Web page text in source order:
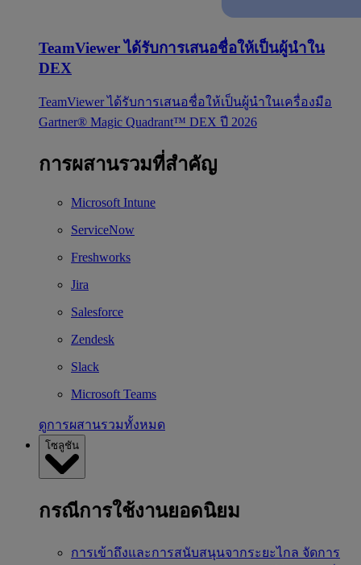
TeamViewer ได้รับการเสนอชื่อให้เป็นผู้นำใน
DEX
TeamViewer ได้รับการเสนอชื่อให้เป็นผู้นำในเครื่องมือ
Gartner® Magic Quadrant™ DEX ปี 2026
การผสานรวมที่สำคัญ
Microsoft Intune
ServiceNow
Freshworks
Jira
Salesforce
Zendesk
Slack
Microsoft Teams
ดูการผสานรวมทั้งหมด
โซลูชัน
กรณีการใช้งานยอดนิยม
การเข้าถึงและการสนับสนุนจากระยะไกล จัดการ